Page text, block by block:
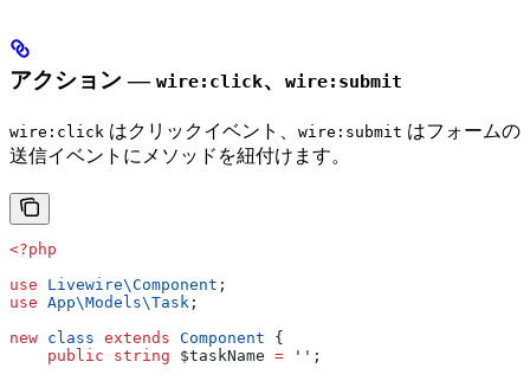
アクション — wire:click、 wire:submit
wire:click はクリックイベント、 wire:submit はフォームの
送信イベントにメソッドを紐付けます。
<?php
use Livewire\Component ;
use App\Models\Task ;
new class extends Component {
    public
string $taskName = '' ;